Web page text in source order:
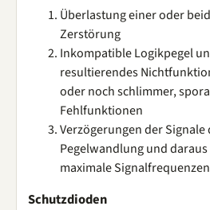
Überlastung einer oder
Zerstörung
Inkompatible Logikpegel
resultierendes
oder noch schlimmer,
Fehlfunktionen
Verzögerungen der
Pegelwandlung und
maximale Signalfrequenzen
Schutzdioden